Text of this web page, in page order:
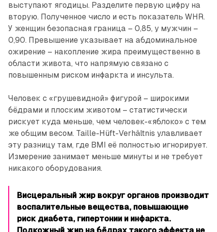
выступают ягодицы. Разделите первую цифру на
вторую. Полученное число и есть показатель WHR.
У женщин безопасная граница – 0,85, у мужчин –
0,90. Превышение указывает на абдоминальное
ожирение – накопление жира преимущественно в
области живота, что напрямую связано с
повышенным риском ­инфаркта и инсульта.
Человек с «грушевидной» фигурой – широкими
бёдрами и плоским животом – статистически
рискует куда меньше, чем человек-«яблоко» с тем
же общим весом. Taille-Hüft-Verhältnis улавливает
эту разницу там, где BMI её полностью игнорирует.
Измерение занимает меньше минуты и не требует
никакого оборудования.
Висцеральный жир вокруг органов производит
воспалительные вещества, повышающие
риск диабета, гипертонии и инфаркта.